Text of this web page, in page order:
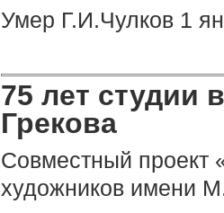
Умер Г.И.Чулков 1
75 лет студии
Грекова
Совместный проект
художников имени